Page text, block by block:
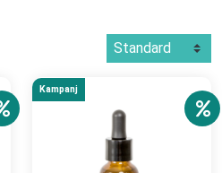
Kampanj